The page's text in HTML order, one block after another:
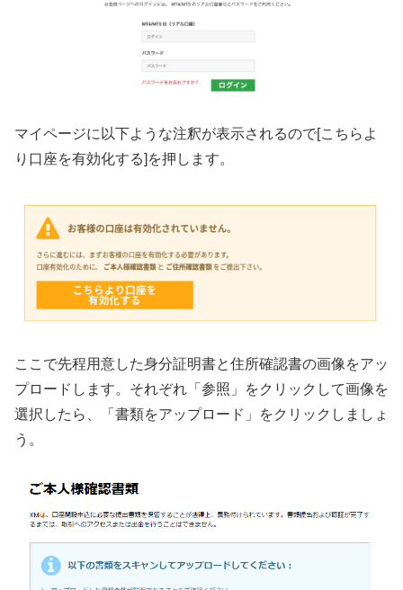
マイページに以下ような注釈が表示されるので[こちらよ
り口座を有効化する]を押します。
ここで先程用意した身分証明書と住所確認書の画像をアッ
プロードします。それぞれ「参照」をクリックして画像を
選択したら、「書類をアップロード」をクリックしましょ
う。